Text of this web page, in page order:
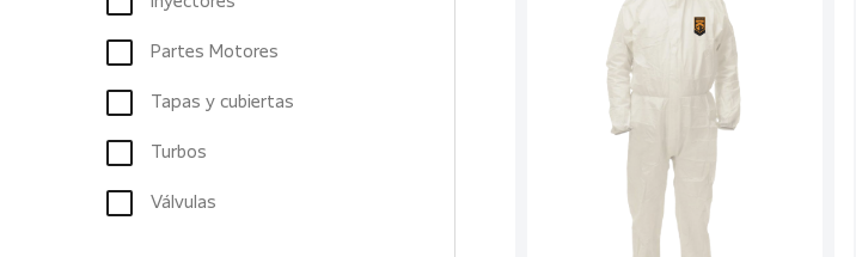
Partes Motores
Tapas y cubiertas
Turbos
Válvulas